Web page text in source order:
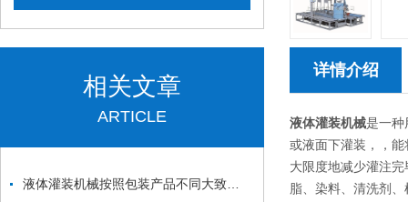
相关文章
ARTICLE
详情介绍
液体灌装机械是一种
或液面下灌装，，
大限度地减少灌注
脂、染料、清洗剂